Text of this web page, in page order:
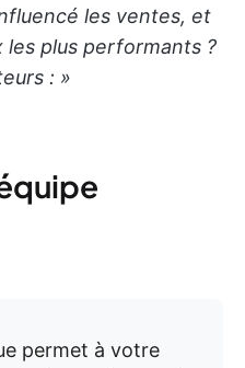
les ventes, et
les plus performants ?
: »
permet à votre